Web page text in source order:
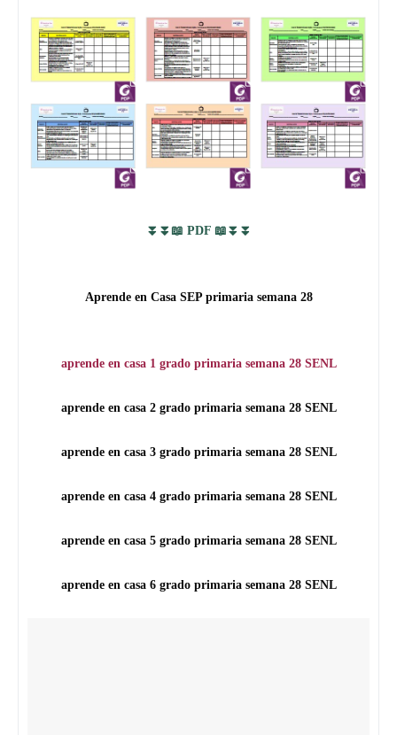
⏬⏬📖 PDF 📖⏬⏬
Aprende en Casa SEP primaria semana 28
aprende en casa 1 grado primaria semana 28 SENL
aprende en casa 2 grado primaria semana 28 SENL
aprende en casa 3 grado primaria semana 28 SENL
aprende en casa 4 grado primaria semana 28 SENL
aprende en casa 5 grado primaria semana 28 SENL
aprende en casa 6 grado primaria semana 28 SENL